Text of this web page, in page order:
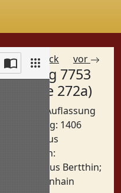
zurück vor
Eintrag 7753
(Spalte 272a)
Betreff: Auflassung
Datierung: 1406
Haus
Personen:
Alexius Bertthin;
Ottenhain